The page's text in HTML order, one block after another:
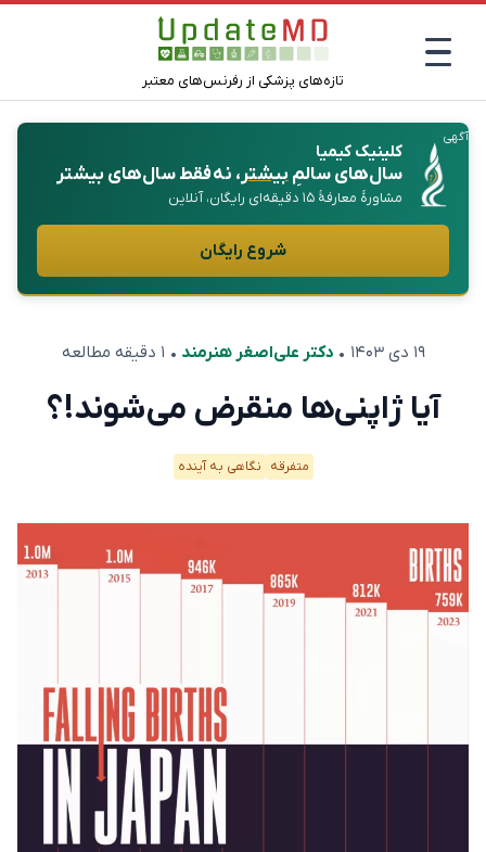
تازه‌های پزشکی از رفرنس‌های معتبر
آگهی
کلینیک کیمیا
سال‌های سالمِبیشتر، نه فقط سال‌های بیشتر
مشاورهٔ معارفهٔ ۱۵ دقیقه‌ای رایگان، آنلاین
شروع رایگان
۱۹ دی ۱۴۰۳ •دکتر علی‌اصغر هنرمند • ۱ دقیقه مطالعه
آیا ژاپنی‌ها منقرض می‌شوند!؟
متفرقه نگاهی به آینده